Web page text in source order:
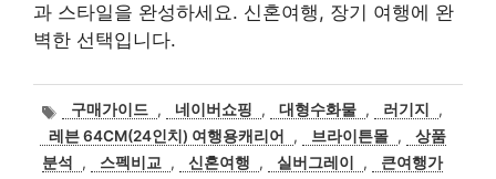
과 스타일을 완성하세요. 신혼여행, 장기 여행에 완
벽한 선택입니다.
태
그
구매가이드 , 네이버쇼핑 , 대형수화물 , 러기지
,
레븐 64CM(24인치) 여행용캐리어
, 브라이튼몰 ,
상품
분석
, 스펙비교 , 신혼여행 , 실버그레이 ,
큰여행가